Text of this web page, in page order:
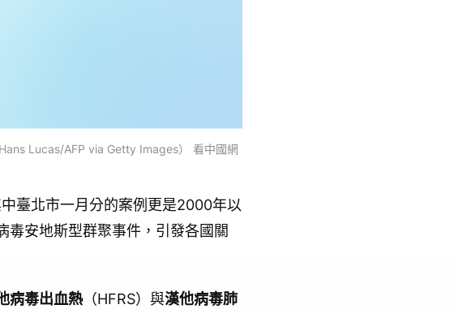
Lucas/AFP via Getty Images） 看中國網
臺北市一月分的案例更是2000年以
毒安地斯型群聚事件，引發各國關
病毒出血熱（HFRS）與漢他病毒肺